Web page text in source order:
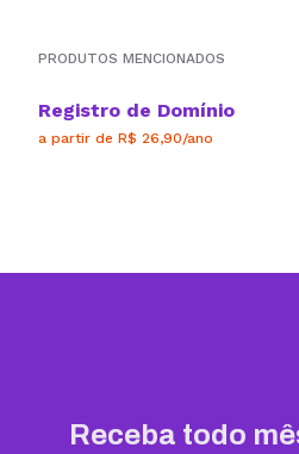
PRODUTOS MENCIONADOS
Registro de Domínio
a partir de R$ 26,90/ano
Receba todo